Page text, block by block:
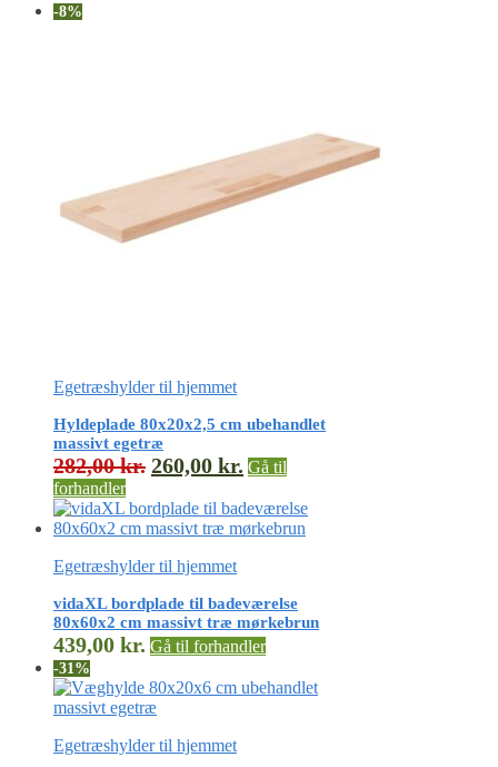
-8%
Egetræshylder til hjemmet
Hyldeplade 80x20x2,5 cm ubehandlet
massivt egetræ
282,00kr. 260,00 kr. Gå til
forhandler
Egetræshylder til hjemmet
vidaXL bordplade til badeværelse
80x60x2 cm massivt træ mørkebrun
439,00 kr. Gå til forhandler
-31%
Egetræshylder til hjemmet